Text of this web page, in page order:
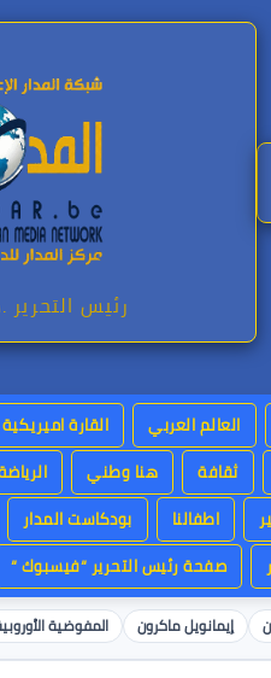
رئيس
العالم العربي القارة اميريكية
ثقافة هنا وطني
اطفالنا بودكاست المدار
صفحة رئيس التحرير “فيسبوك “
إيمانويل ماكرون المفوضية